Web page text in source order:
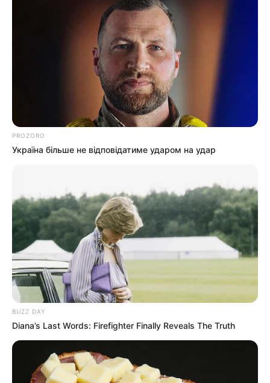
Політика
Спорт
Схеми
PROZORO
Україна більше не відповідатиме ударом на удар
BUZZ DAY
Diana’s Last Words: Firefighter Finally Reveals The Truth